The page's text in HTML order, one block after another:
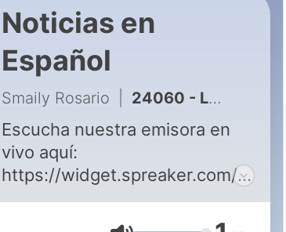
Noticias en
Español
Smaily Rosario 24060 - La Carta de Judas
Escucha nuestra emisora en
vivo aquí:
https://widget.spreaker.com/player?
show_id=3279340